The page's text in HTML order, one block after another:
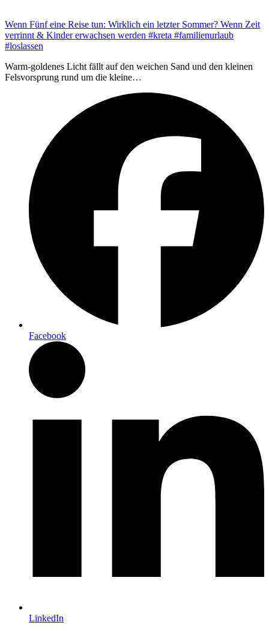
Wenn Fünf eine Reise tun: Wirklich ein letzter Sommer? Wenn Zeit
verrinnt & Kinder erwachsen werden #kreta #familienurlaub
#loslassen
Warm-goldenes Licht fällt auf den weichen Sand und den kleinen
Felsvorsprung rund um die kleine…
Facebook
LinkedIn